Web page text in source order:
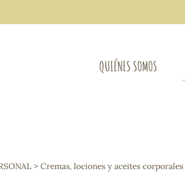
QUIÉNES SOMOS
Osteo-articular
Mujer
> Cremas, lociones y aceites corporales